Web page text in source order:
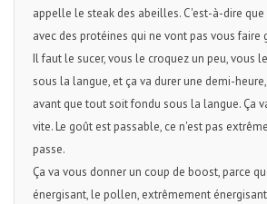
appelle le steak des abeilles. C'est-à-dire
avec des protéines qui ne vont pas vous faire
Il faut le sucer, vous le croquez un peu, vous
sous la langue, et ça va durer une demi-
avant que tout soit fondu sous la langue. Ça
vite. Le goût est passable, ce n'est pas
passe.
Ça va vous donner un coup de boost, parce
énergisant, le pollen, extrêmement